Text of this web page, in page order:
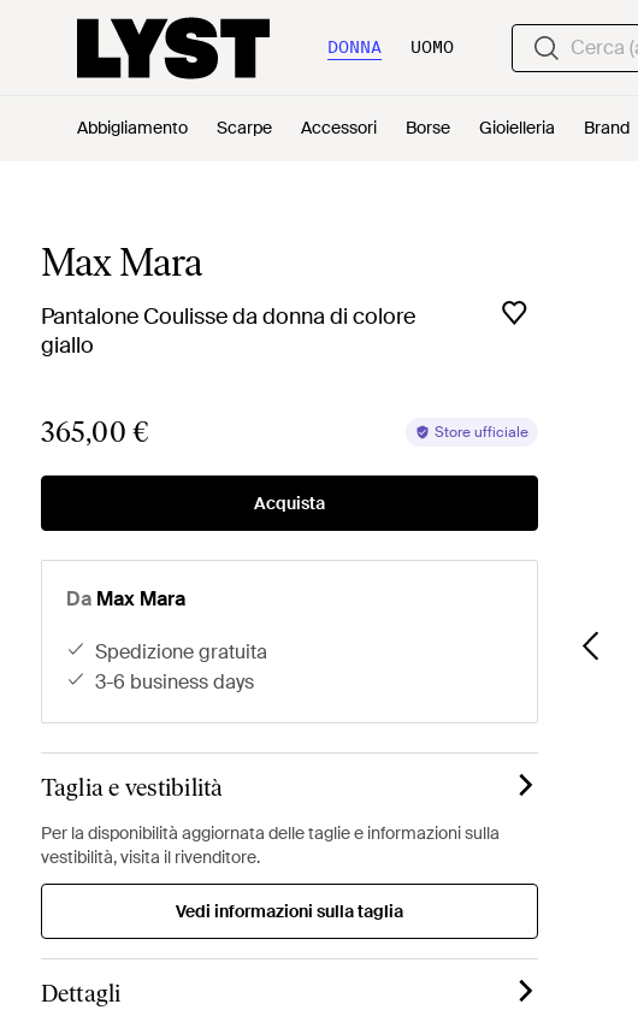
DONNA UOMO
Abbigliamento Scarpe Accessori Borse Gioielleria Brand
Max Mara
Pantalone Coulisse da donna di colore
giallo
365,00 € Store ufficiale
Acquista
Da Max Mara
spedizione gratuita
3-6 business days
Taglia e vestibilità
Per la disponibilità aggiornata delle taglie e informazioni sulla
vestibilità, visita il rivenditore.
Vedi informazioni sulla taglia
Dettagli